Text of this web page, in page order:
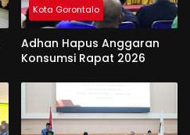
Kota Gorontalo
Adhan Hapus Anggaran
Konsumsi Rapat 2026